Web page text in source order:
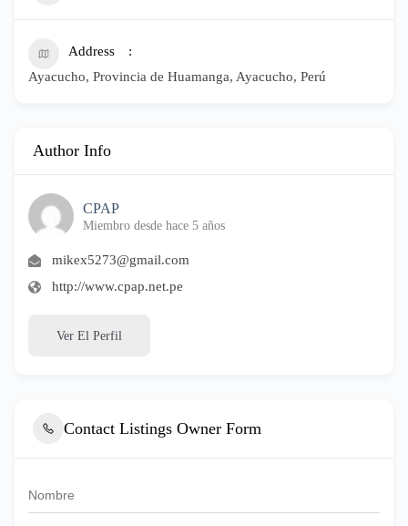
Address
Ayacucho, Provincia de Huamanga, Ayacucho, Perú
Author Info
CPAP
Miembro desde hace 5 años
mikex5273@gmail.com
http://www.cpap.net.pe
Ver El Perfil
Contact Listings Owner Form